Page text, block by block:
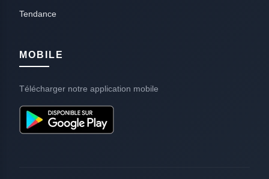
Tendance
MOBILE
Télécharger notre application mobile